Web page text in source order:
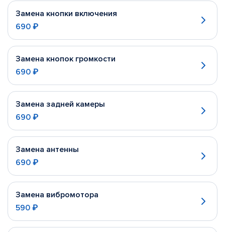
Замена кнопки включения
690 ₽
Замена кнопок громкости
690 ₽
Замена задней камеры
690 ₽
Замена антенны
690 ₽
Замена вибромотора
590 ₽